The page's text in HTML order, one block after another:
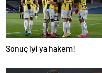
Sonuç iyi ya hakem!